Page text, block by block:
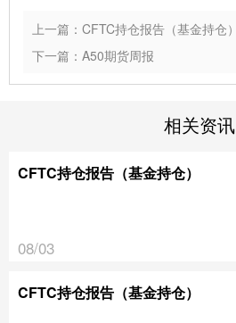
上一篇：CFTC持仓报告（基金持仓）
下一篇：A50期货周报
相关资讯
CFTC持仓报告（基金持仓）
08/03
CFTC持仓报告（基金持仓）